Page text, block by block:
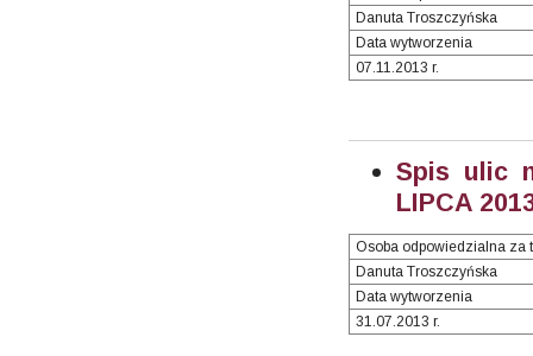
Danuta Troszczyńska
Data wytworzenia
07.11.2013 r.
Spis ulic
LIPCA
Osoba odpowiedzialna za
Danuta Troszczyńska
Data wytworzenia
31.07.2013 r.